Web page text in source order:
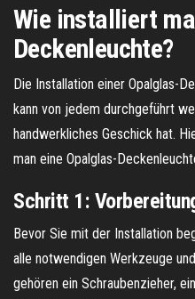
Wie installiert
Deckenleuchte?
Die Installation einer Opalglas-
kann von jedem durchgeführt
handwerkliches Geschick hat.
man eine Opalglas-
Schritt 1:
Bevor Sie mit der Installation
alle notwendigen Werkzeuge
gehören ein Schraubenzieher,